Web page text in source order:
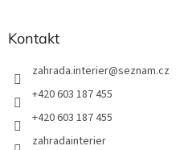
Kontakt
zahrada.interier@seznam.cz
+420 603 187 455
+420 603 187 455
zahradainterier